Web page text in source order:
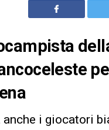
anche i giocatori